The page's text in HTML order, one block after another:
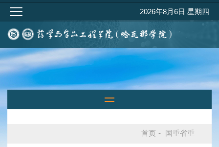
2026年8月6日 星期四
首页 - 国重省重